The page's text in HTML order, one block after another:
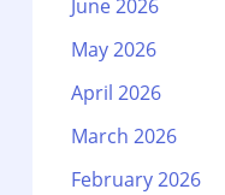
June 2026
May 2026
April 2026
March 2026
February 2026